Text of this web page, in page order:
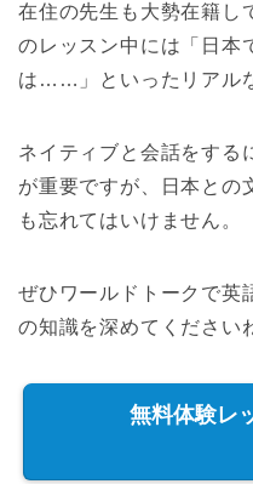
在住の先生も大勢在籍し
のレッスン中には「日本
は……」といったリアル
ネイティブと会話をする
が重要ですが、日本との
も忘れてはいけません。
ぜひワールドトークで英
の知識を深めてください
無料体験レ